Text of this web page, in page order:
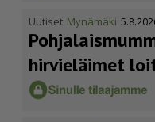
Uutiset Mynämäki
hirvieläimet